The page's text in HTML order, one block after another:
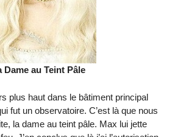
Dame au Teint Pâle
plus haut dans le bâtiment principal
fut un observatoire. C’est là que nous
la dame au teint pâle. Max lui jette